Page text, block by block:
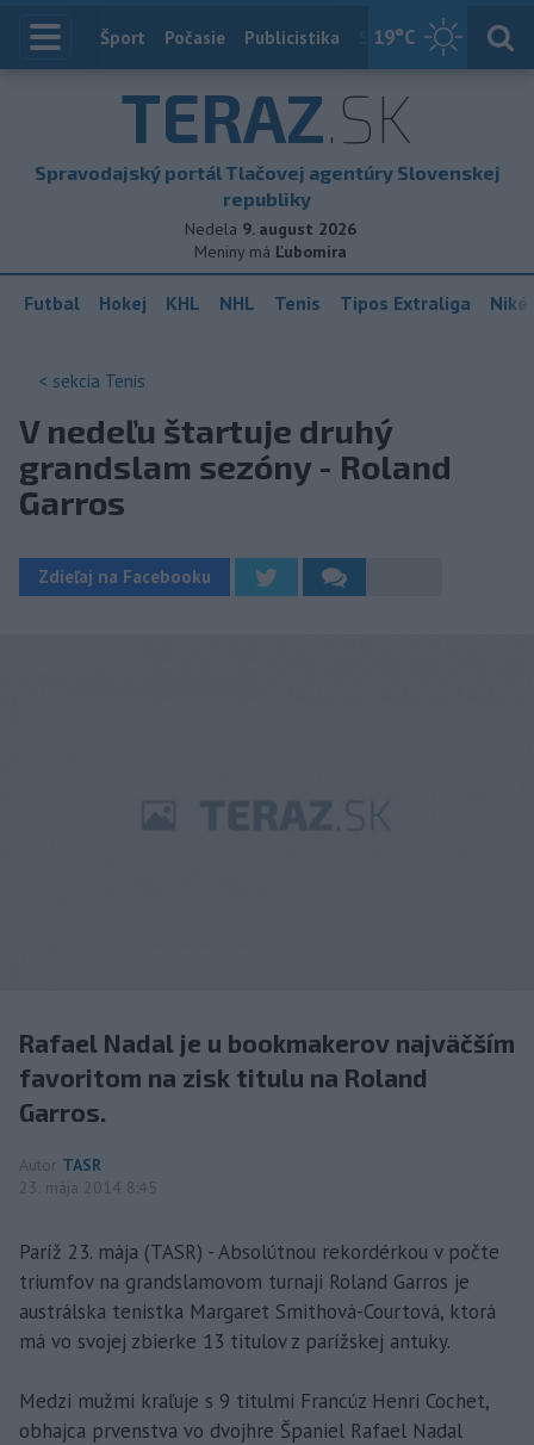
19°C
Index
Šport Počasie Publicistika Slovensko
TERAZ.SK
Spravodajský portál Tlačovej agentúry Slovenskej
republiky
Nedela 9. august 2026
Meniny má Ľubomíra
Futbal Hokej KHL NHL Tenis Tipos Extraliga
< sekcia Tenis
V nedeľu štartuje druhý
grandslam sezóny - Roland
Garros
Zdieľaj na Facebooku
Rafael Nadal je u bookmakerov najväčším
favoritom na zisk titulu na Roland
Garros.
Autor TASR
23. mája 2014 8:45
Paríž 23. mája (TASR) - Absolútnou rekordérkou v počte
triumfov na grandslamovom turnaji Roland Garros je
austrálska tenistka Margaret Smithová-Courtová, ktorá
má vo svojej zbierke 13 titulov z parížskej antuky.
Medzi mužmi kraľuje s 9 titulmi Francúz Henri Cochet,
obhajca prvenstva vo dvojhre Španiel Rafael Nadal